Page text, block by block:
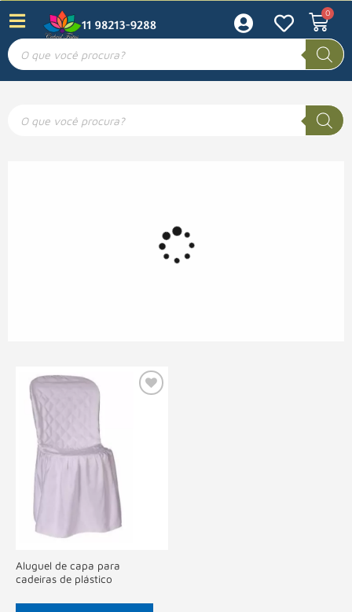
Aluguel de capa para
cadeiras de plástico